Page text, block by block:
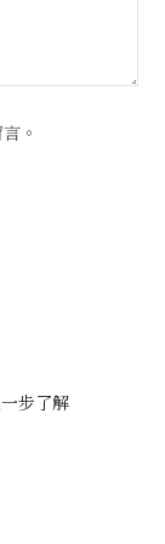
。
步了解